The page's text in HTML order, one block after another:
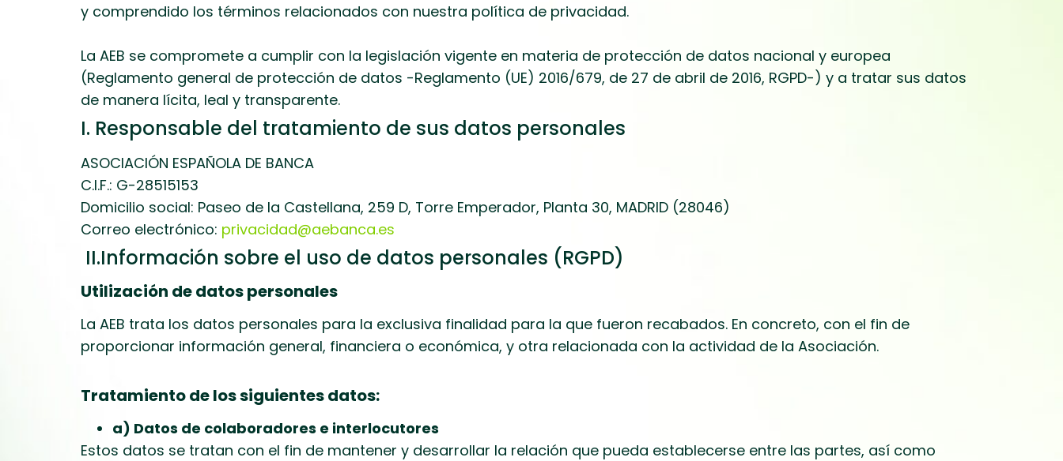
y comprendido los términos relacionados con nuestra política de privacidad.
La AEB se compromete a cumplir con la legislación vigente en materia de protección de datos nacional y europea
(Reglamento general de protección de datos -Reglamento (UE) 2016/679, de 27 de abril de 2016, RGPD-) y a tratar sus datos
de manera lícita, leal y transparente.
I. Responsable del tratamiento de sus datos personales
ASOCIACIÓN ESPAÑOLA DE BANCA
C.I.F.: G-28515153
Domicilio social: Paseo de la Castellana, 259 D, Torre Emperador, Planta 30, MADRID (28046)
Correo electrónico: privacidad@aebanca.es
II.Información sobre el uso de datos personales (RGPD)
Utilización de datos personales
La AEB trata los datos personales para la exclusiva finalidad para la que fueron recabados. En concreto, con el fin de
proporcionar información general, financiera o económica, y otra relacionada con la actividad de la Asociación.
Tratamiento de los siguientes datos:
a) Datos de colaboradores e interlocutores
Estos datos se tratan con el fin de mantener y desarrollar la relación que pueda establecerse entre las partes, así como